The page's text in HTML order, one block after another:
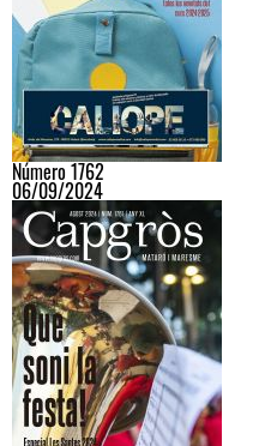
Número 1762
06/09/2024